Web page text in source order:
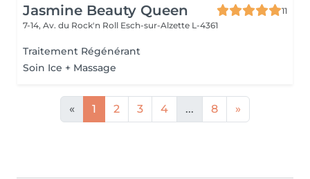
Jasmine Beauty Queen
11
7-14, Av. du Rock'n Roll Esch-sur-Alzette L-4361
Traitement Régénérant
Soin Ice + Massage
« 1 2 3 4 ... 8 »